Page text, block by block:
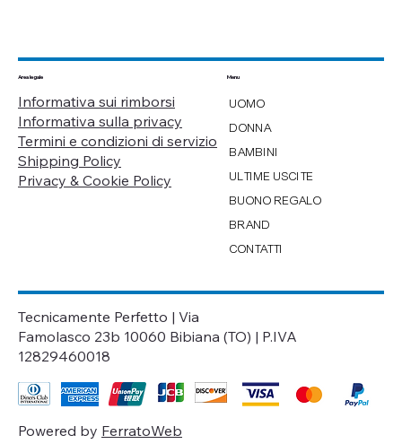
Area legale
Informativa sui rimborsi
Informativa sulla privacy
Termini e condizioni di servizio
Shipping Policy
Privacy & Cookie Policy
Menu
UOMO
DONNA
BAMBINI
ULTIME USCITE
BUONO REGALO
BRAND
CONTATTI
Tecnicamente Perfetto | Via
Famolasco 23b 10060 Bibiana (TO) | P.IVA
12829460018
Powered by FerratoWeb